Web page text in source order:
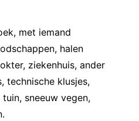
met iemand
halen
ziekenhuis, ander
technische klusjes,
sneeuw vegen,